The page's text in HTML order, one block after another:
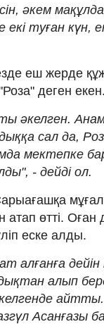
әкем
туған күн,
еш жерде
деген екен.
әкелген.
сал да,
мектепке
- дейді ол.
атап өтті. Оған
еске алды.
алғанға
алып
Асанғазы